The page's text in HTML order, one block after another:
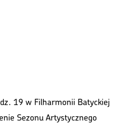
19 w Filharmonii Batyckiej
Sezonu Artystycznego